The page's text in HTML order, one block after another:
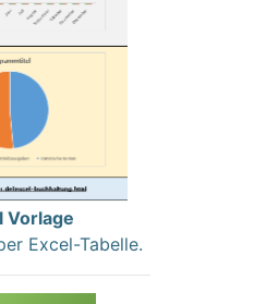
Vorlage
Excel-Tabelle.